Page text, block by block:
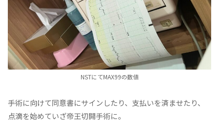
NSTにてMAX99の数値
手術に向けて同意書にサインしたり、支払いを済ませたり、
点滴を始めていざ帝王切開手術に。